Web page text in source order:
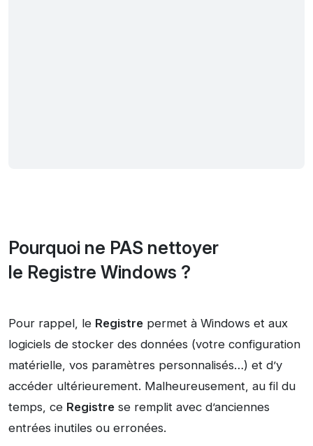
Pourquoi ne PAS nettoyer
le Registre Windows ?
Pour rappel, le Registre permet à Windows et aux
logiciels de stocker des données (votre configuration
matérielle, vos paramètres personnalisés…) et d’y
accéder ultérieurement. Malheureusement, au fil du
temps, ce Registre se remplit avec d’anciennes
entrées inutiles ou erronées.